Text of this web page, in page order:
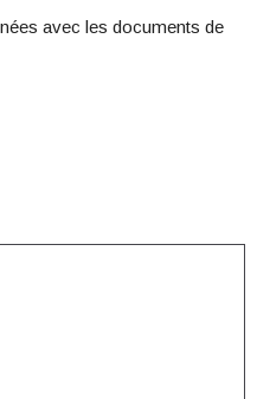
avec les documents de